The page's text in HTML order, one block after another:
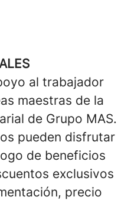
al trabajador
maestras de la
de Grupo MAS.
pueden disfrutar
de beneficios
exclusivos
precio